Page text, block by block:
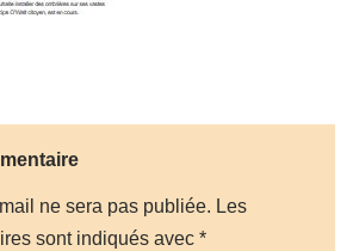
ne sera pas publiée. Les
sont indiqués avec *